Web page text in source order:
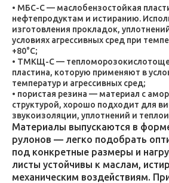
МБС-С — маслобензостойкая
нефтепродуктам и истиранию.
изготовления прокладок,
условиях агрессивных сред при
+80°C;
ТМКЩ-С —
пластина, которую применяют в
температур и агрессивных сред;
пористая резина — материал с
структурой, хорошо подходит для
звукоизоляции, уплотнений и
Материалы выпускаются в
рулонов — легко подобрать
под конкретные размеры и
листы устойчивы к маслам,
механическим воздействиям.